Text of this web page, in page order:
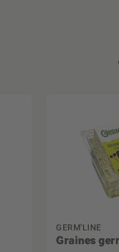
GERM'LINE
Graines